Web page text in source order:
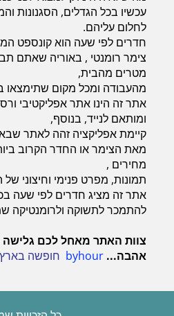
עכשיו בכל הגדלים, הסגנונות
לחלום עליהם.
חדרים לפי שעה הוא קונספט
צימר רומנטי , באוריה שאתם
מטרים מהבית,
מהעבודה ומכל מקום שתימצאו
אתר זה הינו אתר אפליקטיבי
ומותאם לנייד, בנוסף,
קיימת אפליקציה זהה לאתר
מאת הצימר או החדר הקרוב
מחירים ,
תמונות, מפרט פנימי וחיצוני של
אתר זה מציג חדרים לפי שעה
להתמכר לתשוקה ולרומנטיקה
צוות האתר מאחל לכם
אהבה... byhour חופשה בארץ